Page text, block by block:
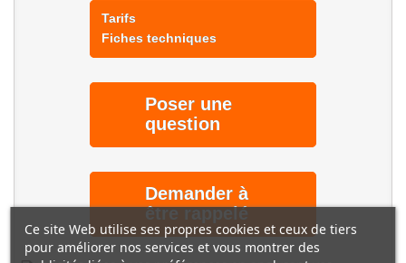
Tarifs
Fiches techniques
Poser une
question
Demander à
être rappelé
Ce site Web utilise ses propres cookies et ceux de tiers
pour améliorer nos services et vous montrer des